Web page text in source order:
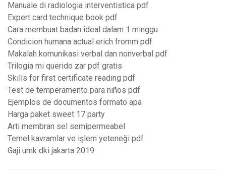
Manuale di radiologia interventistica pdf
Expert card technique book pdf
Cara membuat badan ideal dalam 1 minggu
Condicion humana actual erich fromm pdf
Makalah komunikasi verbal dan nonverbal pdf
Trilogia mi querido zar pdf gratis
Skills for first certificate reading pdf
Test de temperamento para niños pdf
Ejemplos de documentos formato apa
Harga paket sweet 17 party
Arti membran sel semipermeabel
Temel kavramlar ve işlem yeteneği pdf
Gaji umk dki jakarta 2019